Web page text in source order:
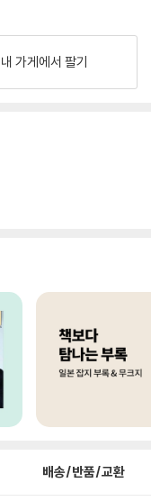
내 가게에서 팔기
배송/반품/교환